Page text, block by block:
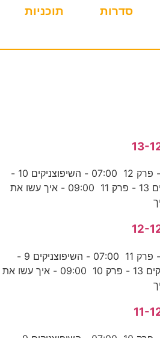
סדרות תוכניות
06:00 - ציידי האוצרות 12 - פרק 12 07:00 - השיפוצניקים 10 -
פרק 1 08:00 - השיפוצניקים 13 - פרק 11 09:00 - איך עשו את
06:00 - ציידי האוצרות 12 - פרק 11 07:00 - השיפוצניקים 9 -
פרק 15 08:00 - השיפוצניקים 13 - פרק 10 09:00 - איך עשו את